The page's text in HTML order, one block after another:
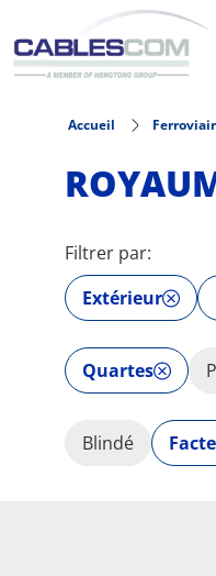
Aller au contenu principal
Accueil
Filtrer par:
Extérieur
Quartes
Blindé